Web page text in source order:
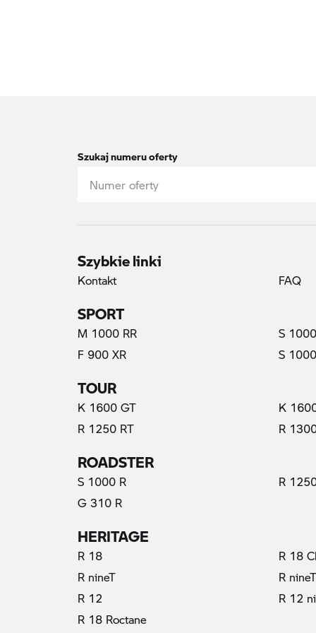
Szukaj numeru oferty
Szybkie linki
Kontakt FAQ
SPORT
M 1000 RR
S
F 900 XR
S
TOUR
K 1600 GT
K
R 1250 RT
R
ROADSTER
S 1000 R
R
G 310 R
HERITAGE
R 18
R 18
R nineT
R
R 12
R 12
R 18 Roctane